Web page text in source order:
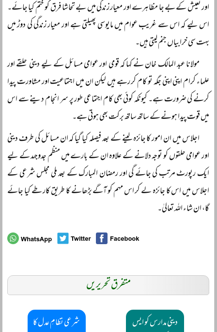
اور تعیش کے بے جا مظاہرے اور معیار زندگی میں بے تحاشا فرق کو ختم کیا جائے۔
اس لیے کہ اس سے غریب عوام میں مایوسی پھیلتی ہے اور معیار زندگی کی دوڑ میں
بہت سی خرابیاں جنم لیتی ہیں۔
مولانا عبد المالک خان نے کہا کہ قومی اور عوامی مسائل کے لیے دینی حلقے اور
علماء کرام اپنی اپنی جگہ تو کام کر رہے ہیں لیکن ان میں اجتماعیت اور مشاورت پیدا
کرنے کی ضرورت ہے۔ کیونکہ کوئی بھی کام اجتماعی طور پر سر انجام دینے سے اس
میں قوت پیدا ہونے کے ساتھ ساتھ برکت بھی ہوتی ہے۔
اجلاس میں ان امور کا جائزہ لینے کے بعد فیصلہ کیا گیا کہ ان مسائل کی طرف دینی
اور عوامی حلقوں کو توجہ دلانے کے علاوہ ان کے بارے میں منظم جدوجہد کے لیے
ایک رپورٹ مرتب کی جائے گی اور رمضان المبارک کے بعد ملی مجلس شرعی کے
اجلاس میں اس کا جائزہ لے کر اس مہم کو آگے بڑھانے کا طریق کار طے کیا جائے
گا، ان شاء اللہ تعالیٰ۔
متفرق تحریریں
دینی مدارس کو ایس
شرعی نظامِ عدل کا